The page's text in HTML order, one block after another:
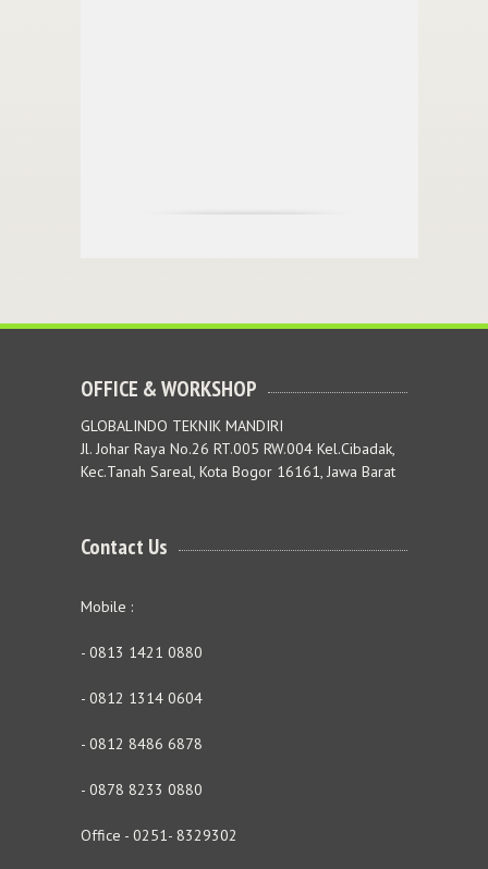
OFFICE & WORKSHOP
GLOBALINDO TEKNIK MANDIRI
Jl. Johar Raya No.26 RT.005 RW.004 Kel.Cibadak,
Kec.Tanah Sareal, Kota Bogor 16161, Jawa Barat
Contact Us
Mobile :
- 0813 1421 0880
- 0812 1314 0604
- 0812 8486 6878
- 0878 8233 0880
Office - 0251- 8329302